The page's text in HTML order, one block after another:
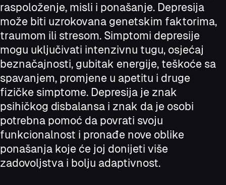
raspoloženje, misli i ponašanje. Depresija
može biti uzrokovana genetskim faktorima,
traumom ili stresom. Simptomi depresije
mogu uključivati intenzivnu tugu, osjećaj
beznačajnosti, gubitak energije, teškoće sa
spavanjem, promjene u apetitu i druge
fizičke simptome. Depresija je znak
psihičkog disbalansa i znak da je osobi
potrebna pomoć da povrati svoju
funkcionalnost i pronađe nove oblike
ponašanja koje će joj donijeti više
zadovoljstva i bolju adaptivnost.